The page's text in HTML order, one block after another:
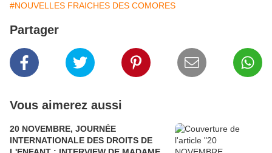
#NOUVELLES FRAICHES DES COMORES
Partager
Vous aimerez aussi
20 NOVEMBRE, JOURNÉE
INTERNATIONALE DES DROITS DE